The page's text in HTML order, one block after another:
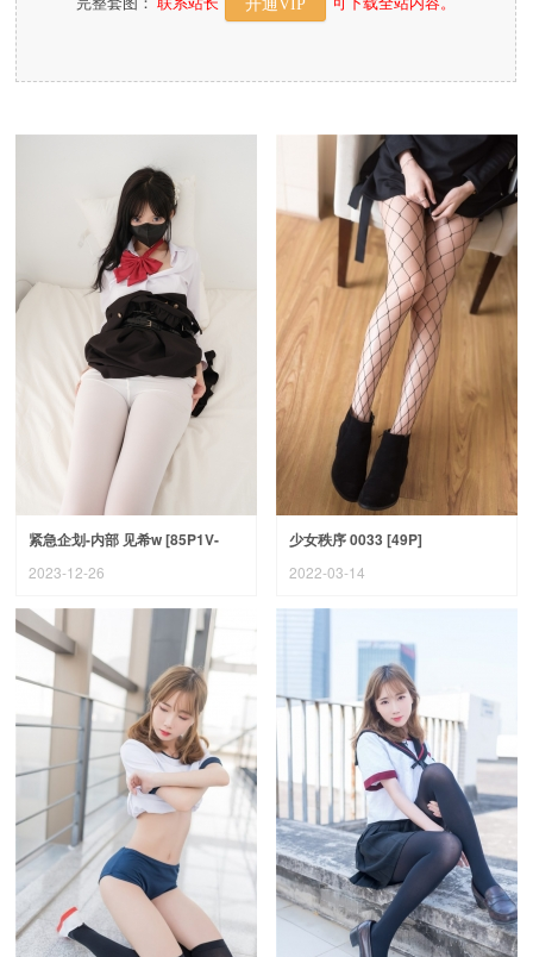
开通VIP
紧急企划-内部 见希w [85P1V-
2.64G]
2023-12-26
少女秩序 0033 [49P]
2022-03-14